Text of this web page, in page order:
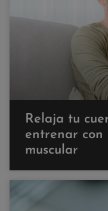
Relaja tu
entrenar con
muscular